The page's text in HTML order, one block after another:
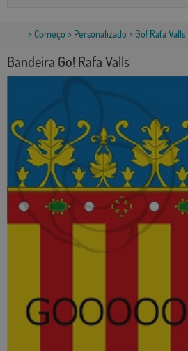
> Começo > Personalizado > Go! Rafa Valls
Bandeira Go! Rafa Valls